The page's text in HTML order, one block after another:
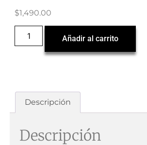
$1,490.00
Añadir al carrito
Descripción
Descripción